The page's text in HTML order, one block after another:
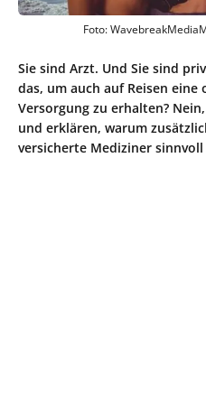
Foto:
Sie sind Arzt. Und Sie sind
das, um auch auf Reisen
Versorgung zu erhalten?
und erklären, warum
versicherte Mediziner